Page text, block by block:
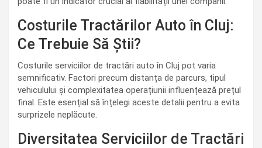
Costurile Tractărilor Auto în Cluj:
Ce Trebuie Să Știi?
Costurile serviciilor de tractări auto în Cluj pot varia
semnificativ. Factori precum distanța de parcurs, tipul
vehiculului și complexitatea operațiunii influențează prețul
final. Este esențial să înțelegi aceste detalii pentru a evita
surprizele neplăcute.
Diversitatea Serviciilor de Tractări